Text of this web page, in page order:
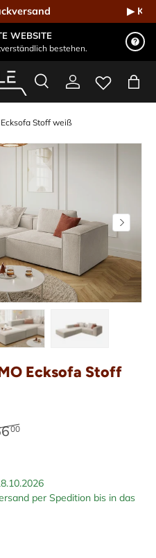
Rückversand
WEBSITE
bestehen.
Shop für Designmöbel
SucheEinloggen
Stoff weiß
Nächste
laden
3 in Galerieansicht laden
Ecksofa Stoff
00
per Spedition bis in das